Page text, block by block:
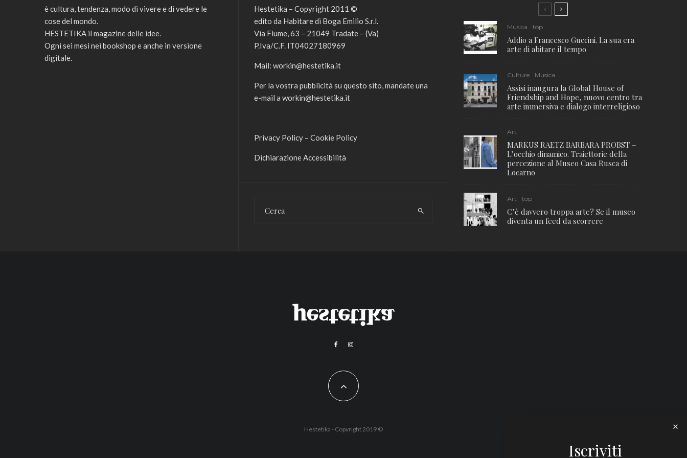
è cultura, tendenza, modo di vivere e di vedere le
cose del mondo.
HESTETIKA il magazine delle idee.
Ogni sei mesi nei bookshop e anche in versione
digitale.
Hestetika – Copyright 2011 ©
edito da Habitare di Boga Emilio S.r.l.
Via Fiume, 63 – 21049 Tradate – (Va)
P.Iva/C.F. IT04027180969
Mail: workin@hestetika.it
Per la vostra pubblicità su questo sito, mandate una
e-mail a workin@hestetika.it
Privacy Policy – Cookie Policy
Dichiarazione Accessibilità
Musica top
Addio a Francesco Guccini. La sua era
arte di abitare il tempo
Culture Musica
Assisi inaugura la Global House of
Friendship and Hope, nuovo centro tra
arte immersiva e dialogo interreligioso
Art
MARKUS RAETZ BARBARA PROBST –
L’occhio dinamico. Traiettorie della
percezione al Museo Casa Rusca di
Locarno
Art top
C’è davvero troppa arte? Se il museo
diventa un feed da scorrere
Hestetika - Copyright 2019 ©
Iscriviti